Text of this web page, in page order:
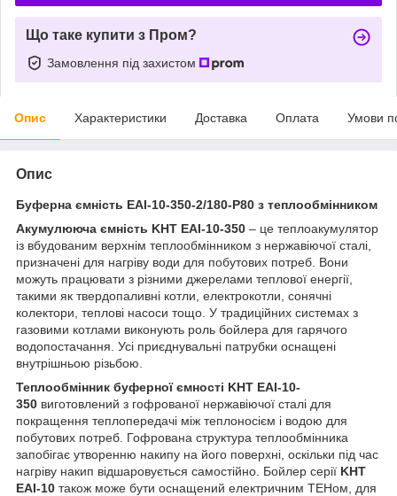
Що таке купити з Пром?
Замовлення під захистом
Опис Характеристики Доставка Оплата Умови
Опис
Буферна ємність ЕАІ-10-350-2/180-P80 з теплообмінником
Акумулююча ємність KHT EAI-10-350 – це теплоакумулятор
із вбудованим верхнім теплообмінником з нержавіючої сталі,
призначені для нагріву води для побутових потреб. Вони
можуть працювати з різними джерелами теплової енергії,
такими як твердопаливні котли, електрокотли, сонячні
колектори, теплові насоси тощо. У традиційних системах з
газовими котлами виконують роль бойлера для гарячого
водопостачання. Усі приєднувальні патрубки оснащені
внутрішньою різьбою.
Теплообмінник буферної ємності KHT EAI-10-
350 виготовлений з гофрованої нержавіючої сталі для
покращення теплопередачі між теплоносієм і водою для
побутових потреб. Гофрована структура теплообмінника
запобігає утворенню накипу на його поверхні, оскільки під час
нагріву накип відшаровується самостійно. Бойлер серії KHT
EAI-10 також може бути оснащений електричним ТЕНом, для